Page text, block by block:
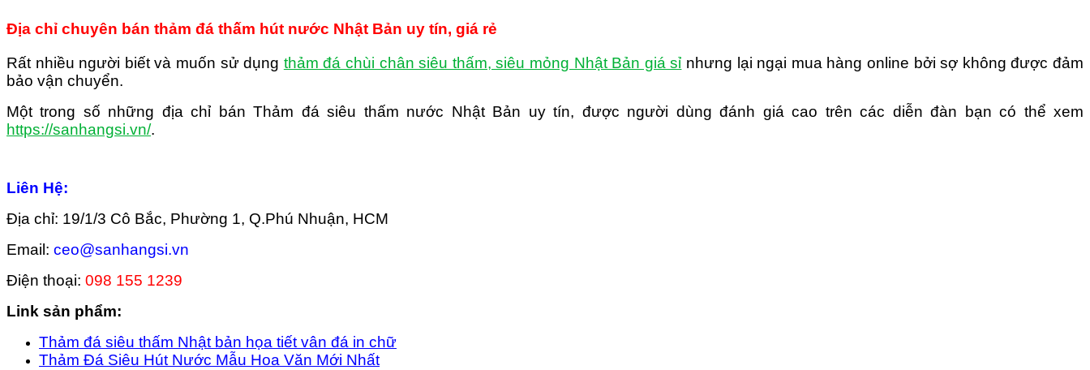
Địa chỉ chuyên bán thảm đá thấm hút nước Nhật Bản uy tín, giá rẻ
Rất nhiều người biết và muốn sử dụng thảm đá chùi chân siêu thấm, siêu mỏng Nhật Bản giá sỉ nhưng lại ngại mua hàng online bởi sợ không được đảm
bảo vận chuyển.
Một trong số những địa chỉ bán Thảm đá siêu thấm nước Nhật Bản uy tín, được người dùng đánh giá cao trên các diễn đàn bạn có thể xem
https://sanhangsi.vn/.
Liên Hệ:
Địa chỉ: 19/1/3 Cô Bắc, Phường 1, Q.Phú Nhuận, HCM
Email: ceo@sanhangsi.vn
Điện thoại: 098 155 1239
Link sản phẩm:
Thảm đá siêu thấm Nhật bản họa tiết vân đá in chữ
Thảm Đá Siêu Hút Nước Mẫu Hoa Văn Mới Nhất